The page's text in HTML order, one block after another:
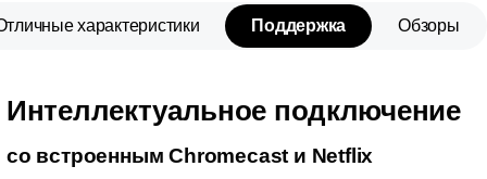
характеристики Поддержка Обзоры
Интеллектуальное подключение
со встроенным Chromecast и Netflix